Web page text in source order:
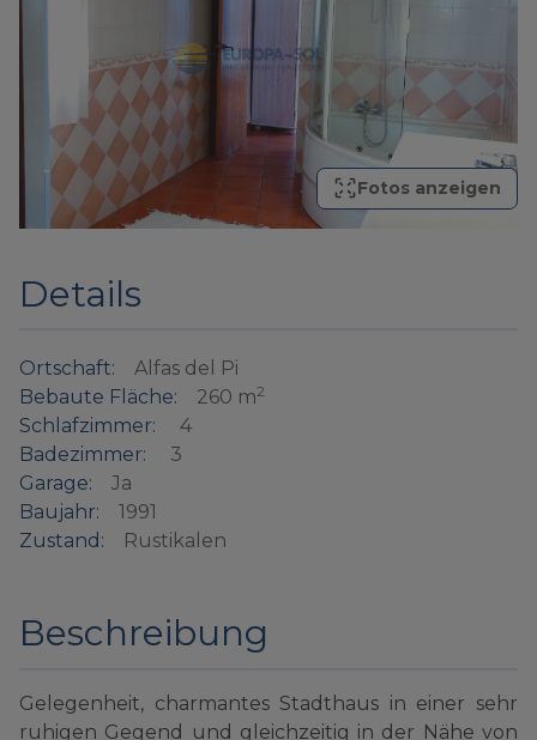
Fotos anzeigen
Details
Ortschaft:
Alfas del Pi
Bebaute Fläche:
260 m2
Schlafzimmer:
4
Badezimmer:
3
Garage:
Ja
Baujahr:
1991
Zustand:
Rustikalen
Beschreibung
Gelegenheit, charmantes Stadthaus in einer sehr
ruhigen Gegend und gleichzeitig in der Nähe von